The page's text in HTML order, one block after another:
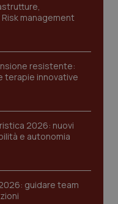
Risk management
resistente:
terapie innovative
2026: nuovi
e autonomia
guidare team
CookieScript
www.quotidianosanita.it